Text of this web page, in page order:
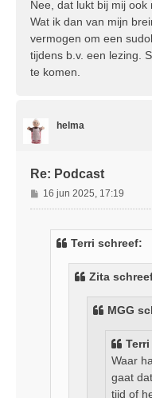
Nee, dat lukt bij mij ook
Wat ik dan van mijn
vermogen om een
tijdens b.v. een lezing.
te komen.
helma
Re: Podcast
B
e
16 jun 2025, 17:19
Terri schreef:
Zita
MGG
Terri
Waar
gaat
tijd of